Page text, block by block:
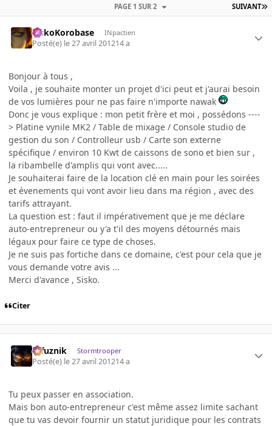
SUIVANT
PAGE 1 SUR 2
SiskoKorobase INpactien
Posté(e) le 27 avril 201214 a
Bonjour à tous ,
Voila , je souhaite monter un projet d'ici peut et j'aurai besoin
de vos lumières pour ne pas faire n'importe nawak
Donc je vous explique : mon petit frère et moi , possédons ----
> Platine vynile MK2 / Table de mixage / Console studio de
gestion du son / Controlleur usb / Carte son externe
spécifique / environ 10 Kwt de caissons de sono et bien sur ,
la ribambelle d'amplis qui vont avec.....
Je souhaiterai faire de la location clé en main pour les soirées
et évenements qui vont avoir lieu dans ma région , avec des
tarifs attrayant.
La question est : faut il impérativement que je me déclare
auto-entrepreneur ou y'a t'il des moyens détournés mais
légaux pour faire ce type de choses.
Je ne suis pas fortiche dans ce domaine, c'est pour cela que je
vous demande votre avis ...
Merci d'avance , Sisko.
Citer
refuznik Stormtrooper
Posté(e) le 27 avril 201214 a
Tu peux passer en association.
Mais bon auto-entrepreneur c'est même assez limite sachant
que tu vas devoir fournir un statut juridique pour les contrats